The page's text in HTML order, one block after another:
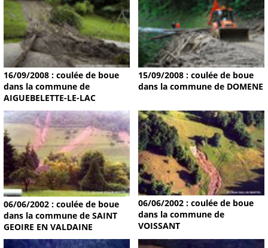
16/09/2008 : coulée de boue
dans la commune de
AIGUEBELETTE-LE-LAC
15/09/2008 : coulée de boue
dans la commune de DOMENE
06/06/2002 : coulée de boue
dans la commune de SAINT
GEOIRE EN VALDAINE
06/06/2002 : coulée de boue
dans la commune de
VOISSANT